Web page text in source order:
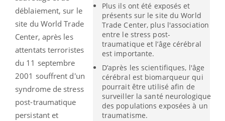
Plus ils ont été exposés et
présents sur le site du World
Trade Center, plus l'association
entre le stress post-
traumatique et l’âge cérébral
est importante.
D’après les scientifiques, l'âge
cérébral est biomarqueur qui
pourrait être utilisé afin de
surveiller la santé neurologique
des populations exposées à un
traumatisme.
déblaiement, sur le
site du World Trade
Center, après les
attentats terroristes
du 11 septembre
2001 souffrent d'un
syndrome de stress
post-traumatique
persistant et